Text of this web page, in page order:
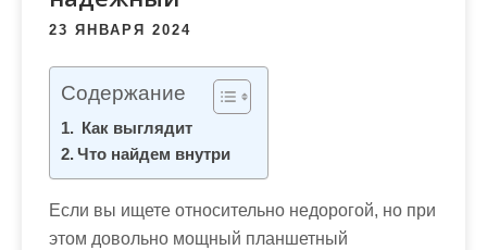
23 ЯНВАРЯ 2024
Содержание
Как выглядит
Что найдем внутри
Если вы ищете относительно недорогой, но при
этом довольно мощный планшетный